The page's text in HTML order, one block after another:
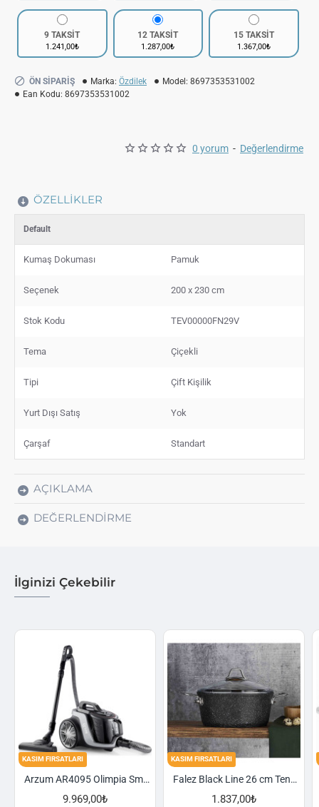
0 yorum - Değerlendirme
9 TAKSİT
1.241,00₺
12 TAKSİT
1.287,00₺
15 TAKSİT
1.367,00₺
ÖN SIPARIŞ Marka: Özdilek Model: 8697353531002
Ean Kodu: 8697353531002
ÖZELLIKLER
Default
Kumaş Dokuması Pamuk
Seçenek 200 x 230 cm
Stok Kodu TEV00000FN29V
Tema Çiçekli
Tipi Çift Kişilik
Yurt Dışı Satış Yok
Çarşaf Standart
AÇIKLAMA
DEĞERLENDIRME
İlginizi Çekebilir
Arzum AR4095 Olimpia Smart Cyclone Filtreli Süpürge - Füme
KASIM FIRSATLARI
Falez Black Line 26 cm Tencere
KASIM FIRSATLARI